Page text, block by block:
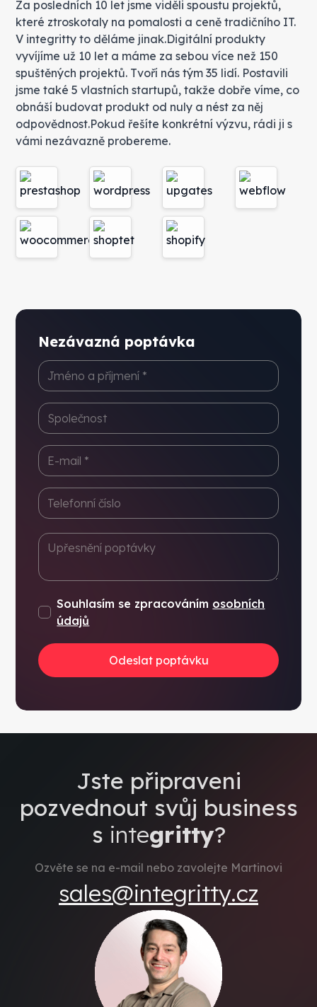
Za posledních 10 let jsme viděli spoustu projektů,
které ztroskotaly na pomalosti a ceně tradičního IT.
V integritty to děláme jinak.Digitální produkty
vyvíjíme už 10 let a máme za sebou více než 150
spuštěných projektů. Tvoří nás tým 35 lidí. Postavili
jsme také 5 vlastních startupů, takže dobře víme, co
obnáší budovat produkt od nuly a nést za něj
odpovědnost.‍Pokud řešíte konkrétní výzvu, rádi ji s
vámi nezávazně probereme.
Nezávazná poptávka
Souhlasím se zpracováním osobních
údajů
Jste připraveni
pozvednout svůj business
s integritty?
Ozvěte se na e-mail nebo zavolejte Martinovi
sales@integritty.cz